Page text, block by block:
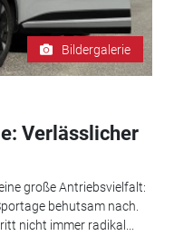
Bildergalerie
Verlässlicher
große Antriebsvielfalt:
behutsam nach.
nicht immer radikal...